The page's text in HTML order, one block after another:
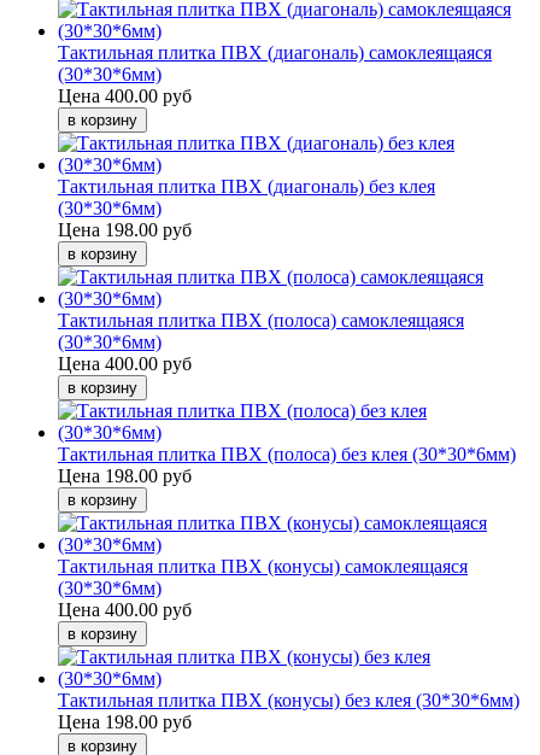
Тактильная плитка ПВХ (диагональ) самоклеящаяся
(30*30*6мм)
Цена 400.00 руб
Тактильная плитка ПВХ (диагональ) без клея
(30*30*6мм)
Цена 198.00 руб
Тактильная плитка ПВХ (полоса) самоклеящаяся
(30*30*6мм)
Цена 400.00 руб
Тактильная плитка ПВХ (полоса) без клея (30*30*6мм)
Цена 198.00 руб
Тактильная плитка ПВХ (конусы) самоклеящаяся
(30*30*6мм)
Цена 400.00 руб
Тактильная плитка ПВХ (конусы) без клея (30*30*6мм)
Цена 198.00 руб